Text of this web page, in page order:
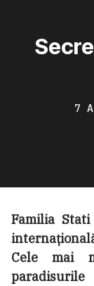
7
Familia
Cele mai